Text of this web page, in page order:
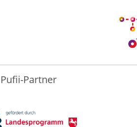
Pufii-Partner